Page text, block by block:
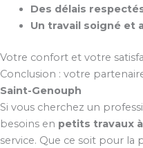
Des délais
Un travail soigné et
Votre confort et votre
Conclusion : votre
Saint-Genouph
Si vous cherchez un
besoins en petits travaux
service. Que ce soit pour la